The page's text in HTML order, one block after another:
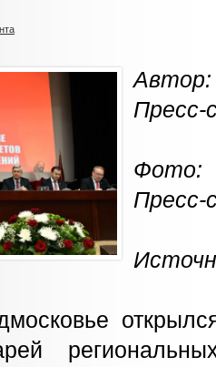
Фото: